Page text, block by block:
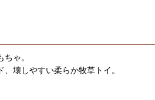
ゃ。
壊しやすい柔らか牧草トイ。